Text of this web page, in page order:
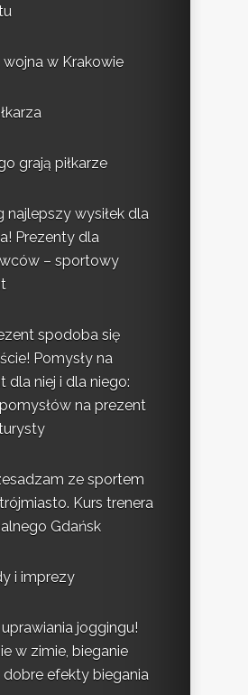
wojna w Krakowie
grają piłkarze
najlepszy wysiłek dla
Prezenty dla
– sportowy
spodoba się
Pomysły na
dla niej i dla niego:
na prezent
ze sportem
Kurs trenera
Gdańsk
i imprezy
joggingu!
w zimie, bieganie
dobre efekty biegania